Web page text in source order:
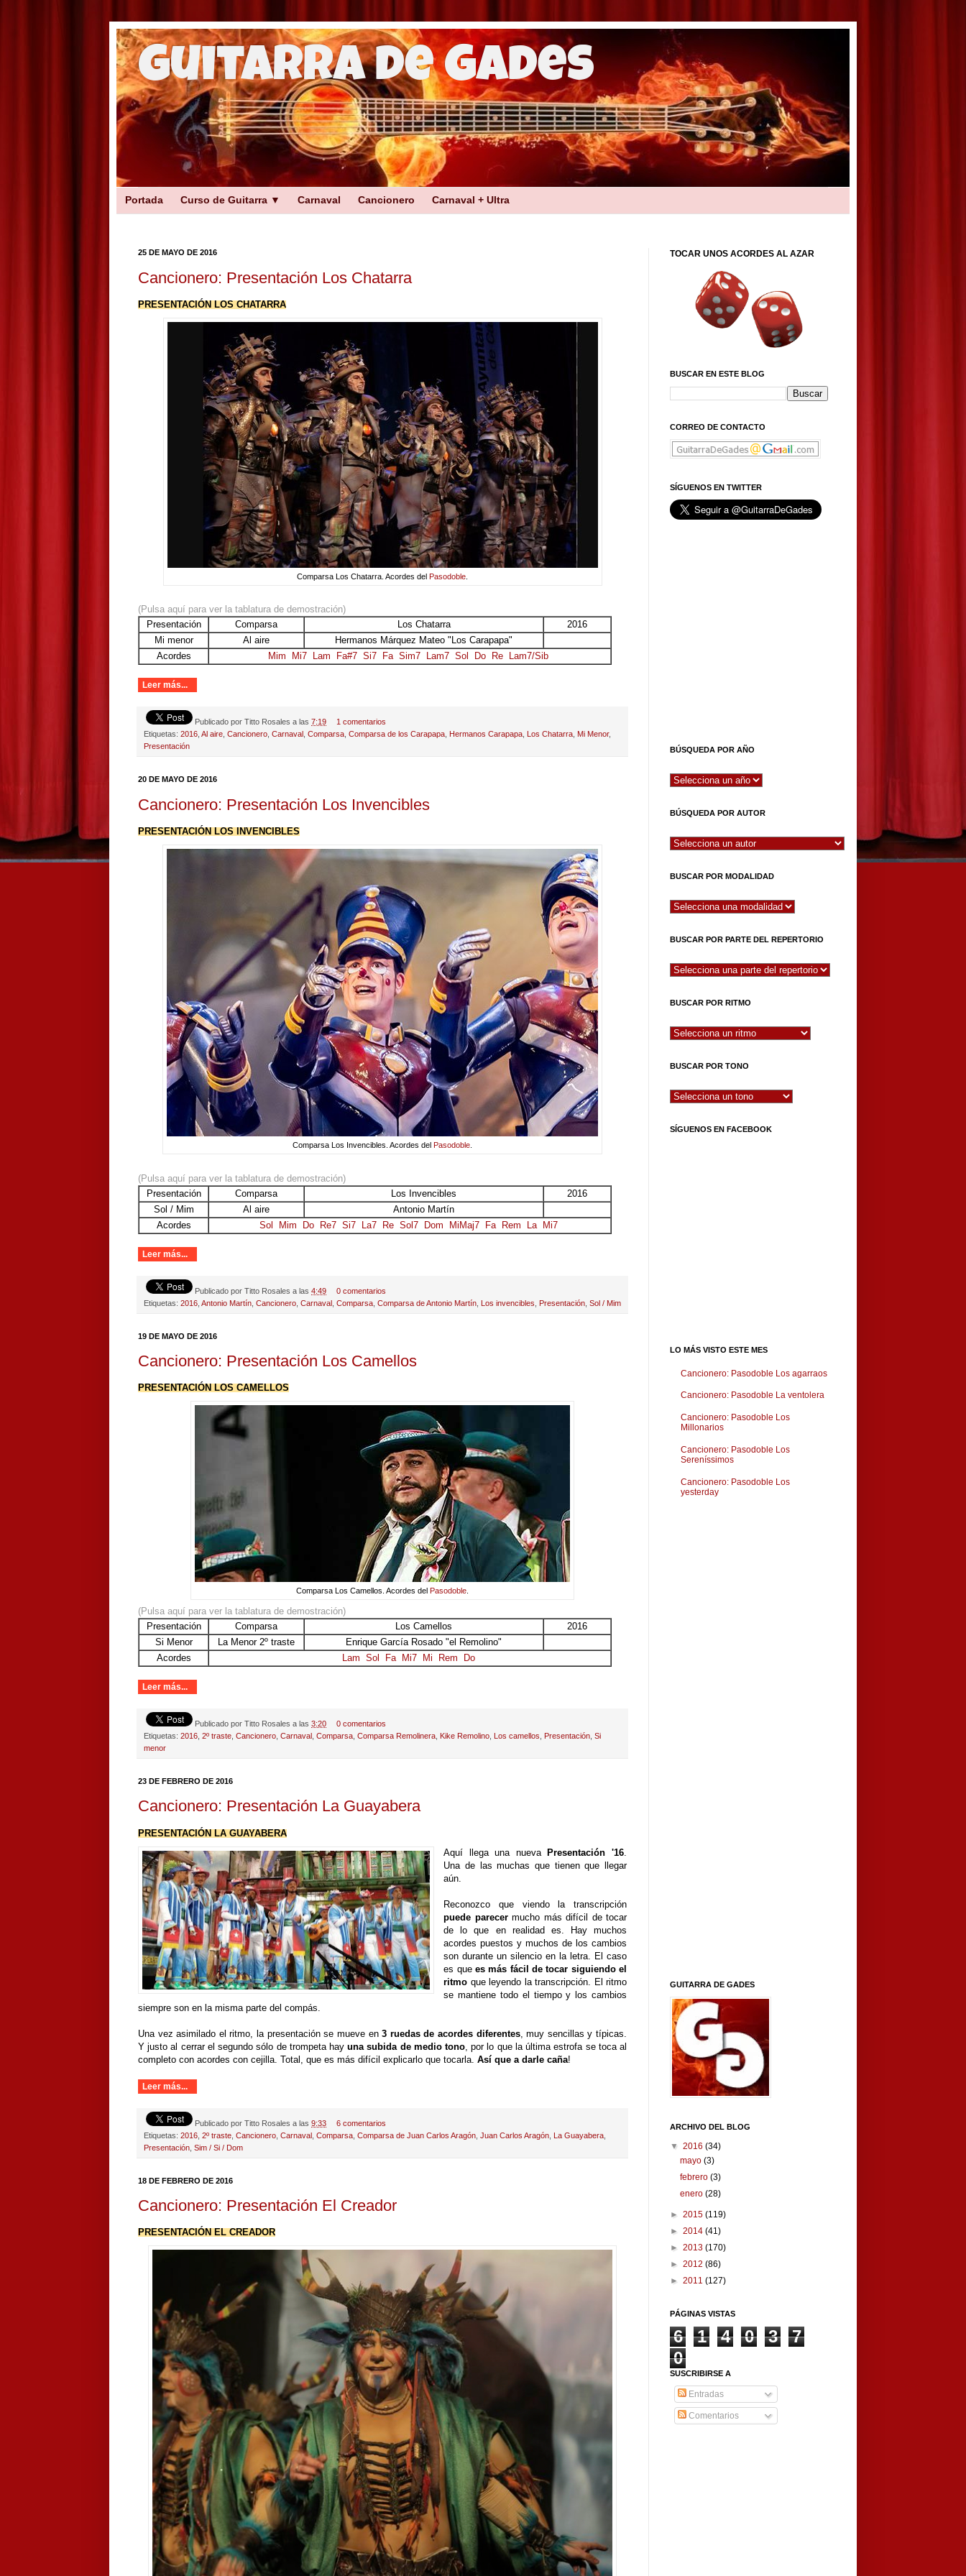
Guitarra de Gades
Portada Curso de Guitarra ▼ Carnaval Cancionero Carnaval + Ultra
25 DE MAYO DE 2016
Cancionero: Presentación Los Chatarra
PRESENTACIÓN LOS CHATARRA
Comparsa Los Chatarra. Acordes del Pasodoble
(Pulsa aquí para ver la tablatura de demostración)
Presentación
Comparsa Los Chatarra
2016
Mi menor
Al aire
Hermanos Márquez Mateo "Los Carapapa"
Acordes
Mim Mi7 Lam Fa#7 Si7 Fa Sim7 Lam7 Sol Do Re Lam7/Sib
Leer más...
Publicado por Titto Rosales a las 7:19
1 comentarios
Etiquetas: 2016 Al aire Cancionero Carnaval Comparsa Comparsa de los Carapapa Hermanos Carapapa Los Chatarra Mi Menor,
Presentación
20 DE MAYO DE 2016
Cancionero: Presentación Los Invencibles
PRESENTACIÓN LOS INVENCIBLES
Comparsa Los Invencibles. Acordes del Pasodoble
(Pulsa aquí para ver la tablatura de demostración)
Presentación
Comparsa Los Invencibles
2016
Sol / Mim
Al aire
Antonio Martín
Acordes
Sol Mim Do Re7 Si7 La7 Re Sol7 Dom MiMaj7 Fa Rem La Mi7
Leer más...
Publicado por Titto Rosales a las 4:49
0 comentarios
Etiquetas: 2016 Antonio Martín Cancionero Carnaval Comparsa Comparsa de Antonio Martín Los invencibles Presentación Sol / Mim
19 DE MAYO DE 2016
Cancionero: Presentación Los Camellos
PRESENTACIÓN LOS CAMELLOS
Comparsa Los Camellos. Acordes del Pasodoble
(Pulsa aquí para ver la tablatura de demostración)
Presentación
Comparsa Los Camellos
2016
Si Menor
La Menor 2º traste
Enrique García Rosado "el Remolino"
Acordes
Lam Sol Fa Mi7 Mi Rem Do
Leer más...
Publicado por Titto Rosales a las 3:20
0 comentarios
Etiquetas: 2016 2º traste Cancionero Carnaval Comparsa Comparsa Remolinera Kike Remolino Los camellos Presentación Si
menor
23 DE FEBRERO DE 2016
Cancionero: Presentación La Guayabera
PRESENTACIÓN LA GUAYABERA
Aquí llega una nuevaPresentación '16
Una de las muchas que tienen que llegar
aún.
Reconozco que viendo la transcripción
puede parecermucho más difícil de tocar
de lo que en realidad es. Hay muchos
acordes puestos y muchos de los cambios
son durante un silencio en la letra. El caso
es que es más fácil de tocar siguiendo el
ritmo que leyendo la transcripción. El ritmo
se mantiene todo el tiempo y los cambios
siempre son en la misma parte del compás.
Una vez asimilado el ritmo, la presentación se mueve en3 ruedas de acordes diferentes, muy sencillas y típicas.
Y justo al cerrar el segundo sólo de trompeta hayuna subida de medio tono , por lo que la última estrofa se toca al
completo con acordes con cejilla. Total, que es más difícil explicarlo que tocarla. Así que a darle caña!
Leer más...
Publicado por Titto Rosales a las 9:33
6 comentarios
Etiquetas: 2016 2º traste Cancionero Carnaval Comparsa Comparsa de Juan Carlos Aragón Juan Carlos Aragón La Guayabera
Presentación Sim / Si / Dom
18 DE FEBRERO DE 2016
Cancionero: Presentación El Creador
PRESENTACIÓN EL CREADOR
TOCAR UNOS ACORDES AL AZAR
BUSCAR EN ESTE BLOG
CORREO DE CONTACTO
SÍGUENOS EN TWITTER
BÚSQUEDA POR AÑO
BÚSQUEDA POR AUTOR
BUSCAR POR MODALIDAD
BUSCAR POR PARTE DEL REPERTORIO
BUSCAR POR RITMO
BUSCAR POR TONO
SÍGUENOS EN FACEBOOK
LO MÁS VISTO ESTE MES
Cancionero: Pasodoble Los agarraos
Cancionero: Pasodoble La ventolera
Cancionero: Pasodoble Los
Millonarios
Cancionero: Pasodoble Los
Sereníssimos
Cancionero: Pasodoble Los
yesterday
GUITARRA DE GADES
ARCHIVO DEL BLOG
▼ 2016 (34)
mayo(3)
febrero(3)
enero(28)
► 2015 (119)
► 2014 (41)
► 2013 (170)
► 2012 (86)
► 2011 (127)
PÁGINAS VISTAS
6 1 4 0 3
7
0
SUSCRIBIRSE A
Entradas
Comentarios